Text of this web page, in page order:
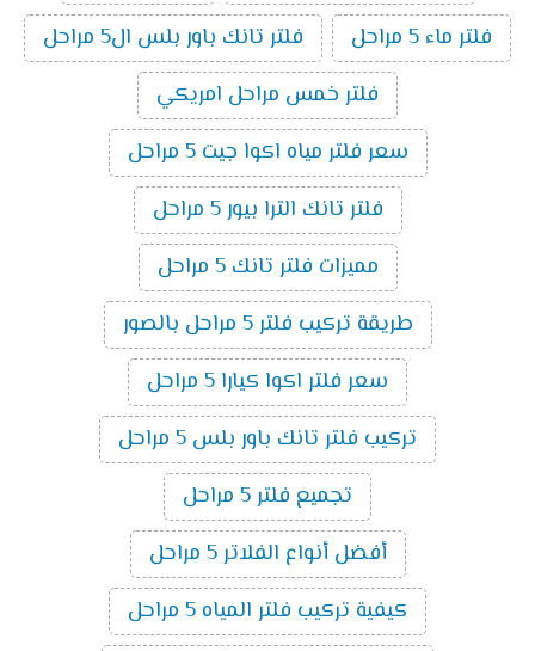
فلتر ماء 5 مراحل
فلتر تانك باور بلس ال5 مراحل
فلتر خمس مراحل امريكي
سعر فلتر مياه اكوا جيت 5 مراحل
فلتر تانك الترا بيور 5 مراحل
مميزات فلتر تانك 5 مراحل
طريقة تركيب فلتر 5 مراحل بالصور
سعر فلتر اكوا كيارا 5 مراحل
تركيب فلتر تانك باور بلس 5 مراحل
تجميع فلتر 5 مراحل
أفضل أنواع الفلاتر 5 مراحل
كيفية تركيب فلتر المياه 5 مراحل